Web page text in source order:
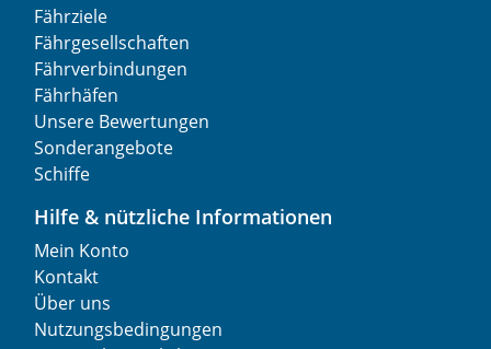
Fährziele
Fährgesellschaften
Fährverbindungen
Fährhäfen
Unsere Bewertungen
Sonderangebote
Schiffe
Hilfe & nützliche Informationen
Mein Konto
Kontakt
Über uns
Nutzungsbedingungen